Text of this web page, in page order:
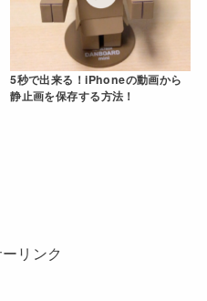
5秒で出来る！iPhoneの動画から
静止画を保存する方法！
リンク